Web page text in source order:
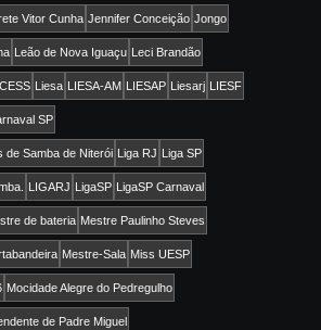
Vitor Cunha Jennifer Conceição Jongo
Leão de Nova Iguaçu Leci Brandão
Liesa LIESA-AM LIESAP Liesarj LIESF
SP
de Samba de Niterói Liga RJ Liga SP
LIGARJ LigaSP LigaSP Carnaval
de bateria Mestre Paulinho Steves
Mestre-Sala Miss UESP
Mocidade Alegre do Pedregulho
de Padre Miguel